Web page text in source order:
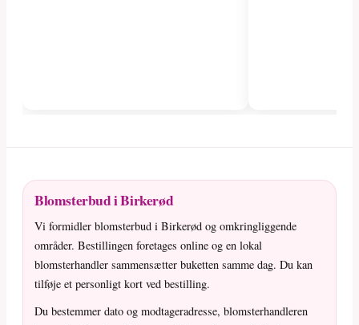
Blomsterbud i Birkerød
Vi formidler blomsterbud i Birkerød og omkringliggende
områder. Bestillingen foretages online og en lokal
blomsterhandler sammensætter buketten samme dag. Du kan
tilføje et personligt kort ved bestilling.
Du bestemmer dato og modtageradresse, blomsterhandleren